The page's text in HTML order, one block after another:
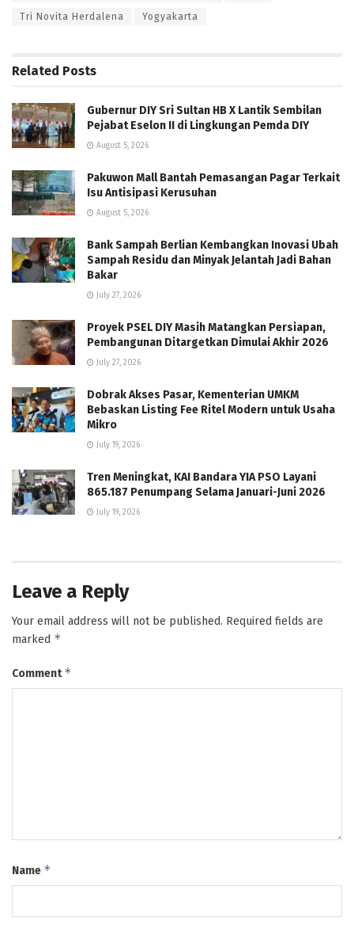
Tri Novita Herdalena Yogyakarta
Related Posts
Gubernur DIY Sri Sultan HB X Lantik Sembilan
Pejabat Eselon II di Lingkungan Pemda DIY
August 5, 2026
Pakuwon Mall Bantah Pemasangan Pagar Terkait
Isu Antisipasi Kerusuhan
August 5, 2026
Bank Sampah Berlian Kembangkan Inovasi Ubah
Sampah Residu dan Minyak Jelantah Jadi Bahan
Bakar
July 27, 2026
Proyek PSEL DIY Masih Matangkan Persiapan,
Pembangunan Ditargetkan Dimulai Akhir 2026
July 27, 2026
Dobrak Akses Pasar, Kementerian UMKM
Bebaskan Listing Fee Ritel Modern untuk Usaha
Mikro
July 19, 2026
Tren Meningkat, KAI Bandara YIA PSO Layani
865.187 Penumpang Selama Januari-Juni 2026
July 19, 2026
Leave a Reply
Your email address will not be published. Required fields are
marked *
Comment*
Name *